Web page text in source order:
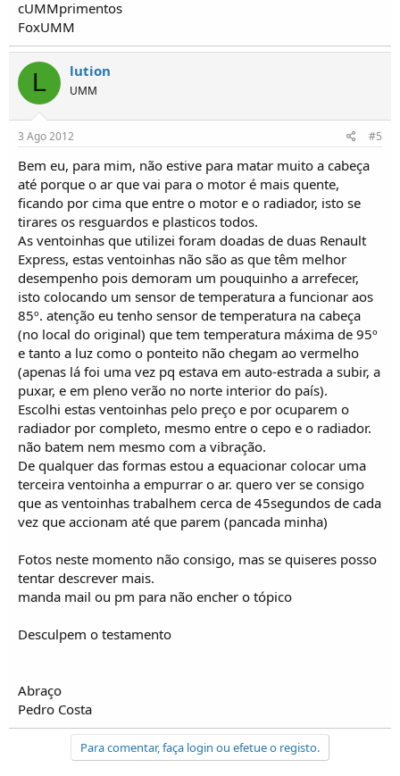
cUMMprimentos
FoxUMM
L lution
UMM
3 Ago 2012 #5
Bem eu, para mim, não estive para matar muito a cabeça
até porque o ar que vai para o motor é mais quente,
ficando por cima que entre o motor e o radiador, isto se
tirares os resguardos e plasticos todos.
As ventoinhas que utilizei foram doadas de duas Renault
Express, estas ventoinhas não são as que têm melhor
desempenho pois demoram um pouquinho a arrefecer,
isto colocando um sensor de temperatura a funcionar aos
85º. atenção eu tenho sensor de temperatura na cabeça
(no local do original) que tem temperatura máxima de 95º
e tanto a luz como o ponteito não chegam ao vermelho
(apenas lá foi uma vez pq estava em auto-estrada a subir, a
puxar, e em pleno verão no norte interior do país).
Escolhi estas ventoinhas pelo preço e por ocuparem o
radiador por completo, mesmo entre o cepo e o radiador.
não batem nem mesmo com a vibração.
De qualquer das formas estou a equacionar colocar uma
terceira ventoinha a empurrar o ar. quero ver se consigo
que as ventoinhas trabalhem cerca de 45segundos de cada
vez que accionam até que parem (pancada minha)
Fotos neste momento não consigo, mas se quiseres posso
tentar descrever mais.
manda mail ou pm para não encher o tópico
Desculpem o testamento
Abraço
Pedro Costa
Para comentar, faça login ou efetue o registo.